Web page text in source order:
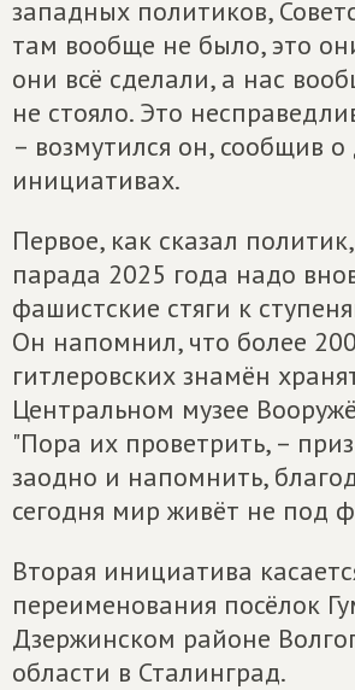
западных политиков,
там вообще не было, это
они всё сделали, а нас
не стояло. Это
– возмутился он, сообщив о
инициативах.
Первое, как сказал
парада 2025 года надо
фашистские стяги к
Он напомнил, что более 200
гитлеровских знамён
Центральном музее
"Пора их проветрить, –
заодно и напомнить,
сегодня мир живёт не под
Вторая инициатива
переименования посёлок
Дзержинском районе
области в Сталинград.